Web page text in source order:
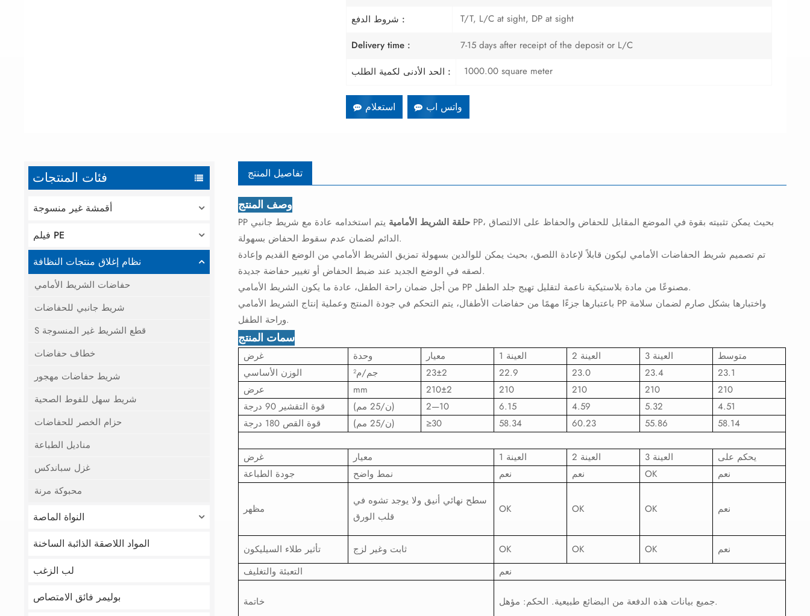
شروط الدفع : T/T, L/C at sight, DP at sight
Delivery time : 7-15 days after receipt of the deposit or L/C
الحد الأدنى لكمية الطلب : 1000.00 square meter
استعلام واتس اب
فئات المنتجات
أقمشة غير منسوجة
فيلم PE
نظام إغلاق منتجات النظافة
حفاضات الشريط الأمامي
شريط جانبي للحفاضات
S قطع الشريط غير المنسوجة
خطاف حفاضات
شريط حفاضات مهجور
شريط سهل للفوط الصحية
حزام الخصر للحفاضات
مناديل الطباعة
غزل سباندكس
محبوكة مرنة
النواة الماصة
المواد اللاصقة الذائبة الساخنة
لب الزغب
بوليمر فائق الامتصاص
تفاصيل المنتج
وصف المنتج
PP حلقة الشريط الأمامية يتم استخدامه عادة مع شريط جانبي PP، بحيث يمكن تثبيته بقوة في الموضع المقابل للحفاض والحفاظ على الالتصاق
الدائم لضمان عدم سقوط الحفاض بسهولة.
تم تصميم شريط الحفاضات الأمامي ليكون قابلاً لإعادة اللصق، بحيث يمكن للوالدين بسهولة تمزيق الشريط الأمامي من الوضع القديم وإعادة
لصقه في الوضع الجديد عند ضبط الحفاض أو تغيير حفاضة جديدة.
من أجل ضمان راحة الطفل، عادة ما يكون الشريط الأمامي PP مصنوعًا من مادة بلاستيكية ناعمة لتقليل تهيج جلد الطفل.
باعتبارها جزءًا مهمًا من حفاضات الأطفال، يتم التحكم في جودة المنتج وعملية إنتاج الشريط الأمامي PP واختبارها بشكل صارم لضمان سلامة
وراحة الطفل.
سمات المنتج
غرض وحدة معيار العينة 1 العينة 2 العينة 3
متوسط
الوزن الأساسي
جم/م² 23±2 22.9 23.0 23.4
23.1
عرض
mm 210±2 210 210 210
210
قوة التقشير 90 درجة
(ن/25 مم) 2—10 6.15 4.59 5.32
4.51
قوة القص 180 درجة
(ن/25 مم) ≥30 58.34 60.23 55.86 58.14
غرض معيار العينة 1 العينة 2 العينة 3
يحكم على
جودة الطباعة
نمط واضح نعم نعم OK نعم
مظهر
سطح نهائي أنيق ولا يوجد تشوه في
قلب الورق
OK OK OK نعم
تأثير طلاء السيليكون ثابت وغير لزج OK OK OK
نعم
التعبئة والتغليف
نعم
خاتمة جميع بيانات هذه الدفعة من البضائع طبيعية. الحكم: مؤهل.